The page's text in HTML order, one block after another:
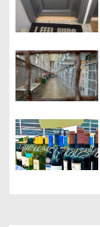
c
i
ó
n
d
e
e